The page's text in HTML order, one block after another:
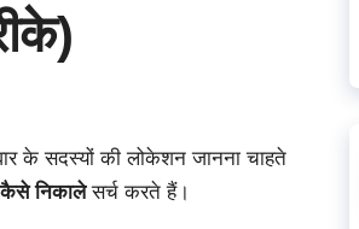
के सदस्यों की लोकेशन जानना चाहते
निकालेसर्च करते हैं।